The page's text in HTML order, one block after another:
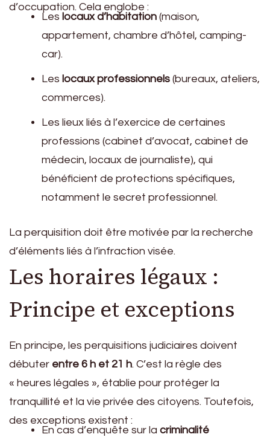
d’occupation. Cela englobe :
Les locaux d’habitation (maison,
appartement, chambre d’hôtel, camping-
car).
Les locaux professionnels (bureaux, ateliers,
commerces).
Les lieux liés à l’exercice de certaines
professions (cabinet d’avocat, cabinet de
médecin, locaux de journaliste), qui
bénéficient de protections spécifiques,
notamment le secret professionnel.
La perquisition doit être motivée par la recherche
d’éléments liés à l’infraction visée.
Les horaires légaux :
Principe et exceptions
En principe, les perquisitions judiciaires doivent
débuter entre 6 h et 21 h. C’est la règle des
« heures légales », établie pour protéger la
tranquillité et la vie privée des citoyens. Toutefois,
des exceptions existent :
En cas d’enquête sur la criminalité